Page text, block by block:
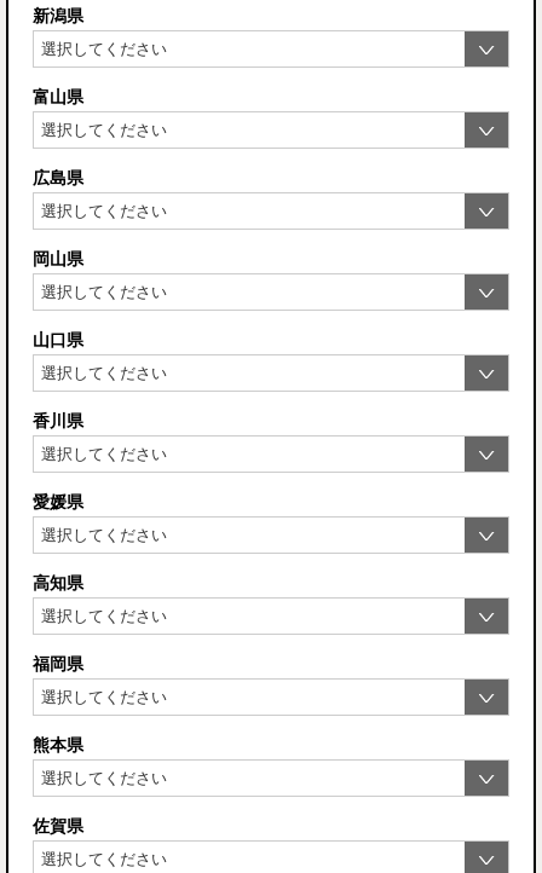
新潟県
富山県
広島県
岡山県
山口県
香川県
愛媛県
高知県
福岡県
熊本県
佐賀県